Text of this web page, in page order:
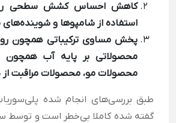
کاهش احساس کشش سطحی
استفاده از شامپوها و
پخش مساوی ترکیباتی همچون
محصولاتی بر پایه آب همچون
محصولات مو، محصولات مراقبت
گفته شده کاملا بی‌خطر است و توسط